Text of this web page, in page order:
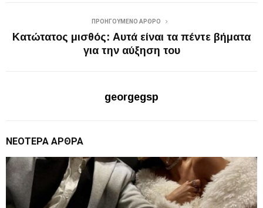
ΠΡΟΗΓΟΎΜΕΝΟ ΆΡΘΡΟ
Κατώτατος μισθός: Αυτά είναι τα πέντε βήματα
για την αύξηση του
georgegsp
ΝΕΌΤΕΡΑ ΆΡΘΡΑ